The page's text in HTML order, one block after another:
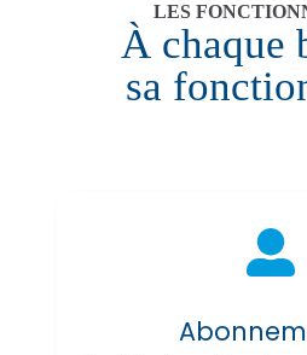
LES
À chaque
sa